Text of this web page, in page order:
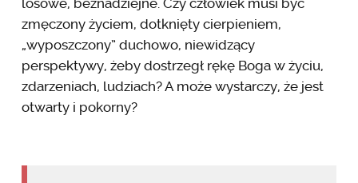
zmęczony życiem, dotknięty cierpieniem,
„wyposzczony” duchowo, niewidzący
perspektywy, żeby dostrzegł rękę Boga w życiu,
zdarzeniach, ludziach? A może wystarczy, że jest
otwarty i pokorny?